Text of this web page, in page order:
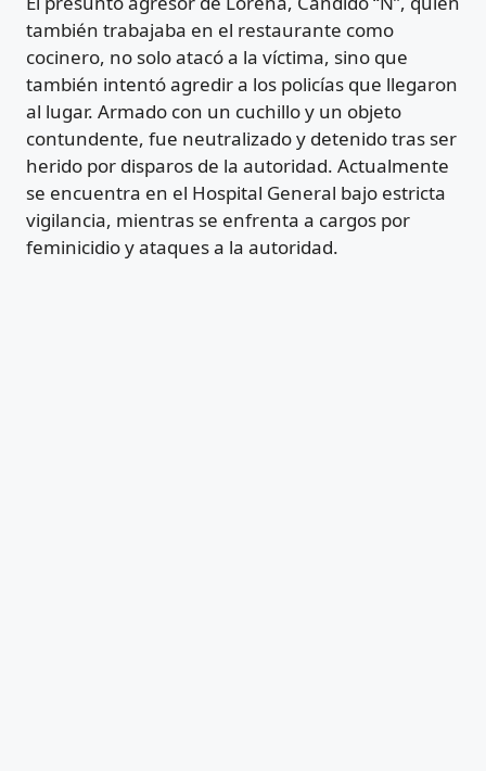
también trabajaba en el restaurante como
cocinero, no solo atacó a la víctima, sino que
también intentó agredir a los policías que llegaron
al lugar. Armado con un cuchillo y un objeto
contundente, fue neutralizado y detenido tras ser
herido por disparos de la autoridad. Actualmente
se encuentra en el Hospital General bajo estricta
vigilancia, mientras se enfrenta a cargos por
feminicidio y ataques a la autoridad.